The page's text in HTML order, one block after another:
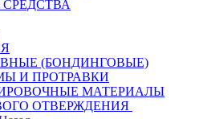
СРЕДСТВА
(БОНДИНГОВЫЕ)
И ПРОТРАВКИ
МАТЕРИАЛЫ
ОТВЕРЖДЕНИЯ